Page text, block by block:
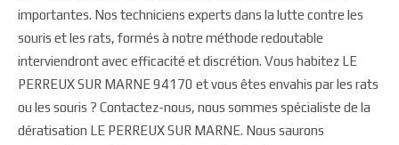
importantes. Nos techniciens experts dans la lutte contre les
souris et les rats, formés à notre méthode redoutable
interviendront avec efficacité et discrétion. Vous habitez LE
PERREUX SUR MARNE 94170 et vous êtes envahis par les rats
ou les souris ? Contactez-nous, nous sommes spécialiste de la
dératisation LE PERREUX SUR MARNE. Nous saurons